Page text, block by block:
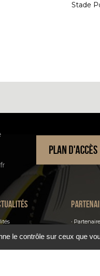
Stade
PLAN D'ACCÈS
Parrains
le contrôle sur ceux que